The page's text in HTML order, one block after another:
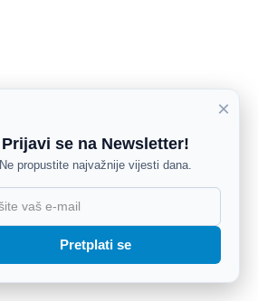
×
Prijavi se na Newsletter!
Ne propustite najvažnije vijesti dana.
Pretplati se